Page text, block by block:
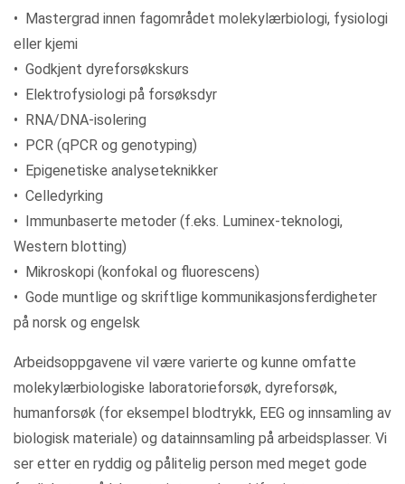
• Mastergrad innen fagområdet molekylærbiologi, fysiologi
eller kjemi
• Godkjent dyreforsøkskurs
• Elektrofysiologi på forsøksdyr
• RNA/DNA-isolering
• PCR (qPCR og genotyping)
• Epigenetiske analyseteknikker
• Celledyrking
• Immunbaserte metoder (f.eks. Luminex-teknologi,
Western blotting)
• Mikroskopi (konfokal og fluorescens)
• Gode muntlige og skriftlige kommunikasjonsferdigheter
på norsk og engelsk
Arbeidsoppgavene vil være varierte og kunne omfatte
molekylærbiologiske laboratorieforsøk, dyreforsøk,
humanforsøk (for eksempel blodtrykk, EEG og innsamling av
biologisk materiale) og datainnsamling på arbeidsplasser. Vi
ser etter en ryddig og pålitelig person med meget gode